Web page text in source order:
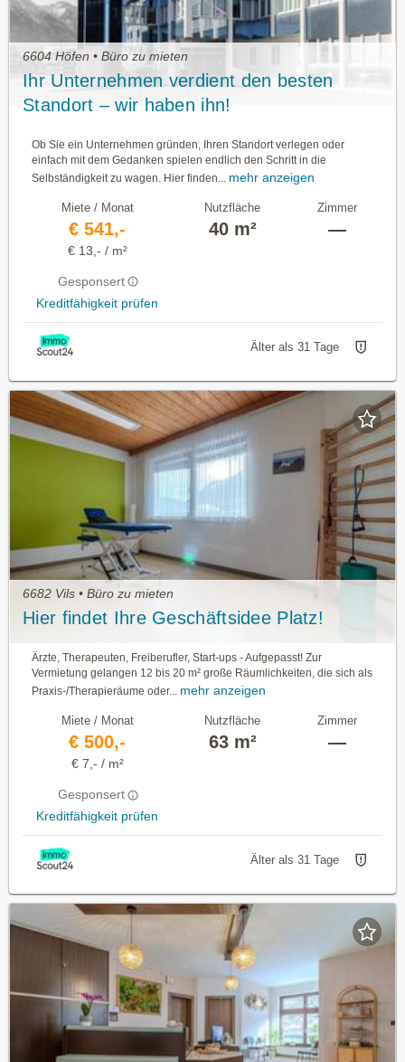
6604 Höfen • Büro zu mieten
Ihr Unternehmen verdient den besten
Standort – wir haben ihn!
Ob Sie ein Unternehmen gründen, Ihren Standort verlegen oder
einfach mit dem Gedanken spielen endlich den Schritt in die
Selbständigkeit zu wagen. Hier finden... mehr anzeigen
Miete / Monat
€ 541,-
€ 13,- / m²
Gesponsert
Kreditfähigkeit prüfen
Nutzfläche
40 m²
Zimmer
—
Älter als 31 Tage
6682 Vils • Büro zu mieten
Hier findet Ihre Geschäftsidee Platz!
Ärzte, Therapeuten, Freiberufler, Start-ups - Aufgepasst! Zur
Vermietung gelangen 12 bis 20 m² große Räumlichkeiten, die sich als
Praxis-/Therapieräume oder... mehr anzeigen
Miete / Monat
€ 500,-
€ 7,- / m²
Gesponsert
Kreditfähigkeit prüfen
Nutzfläche
63 m²
Zimmer
—
Älter als 31 Tage